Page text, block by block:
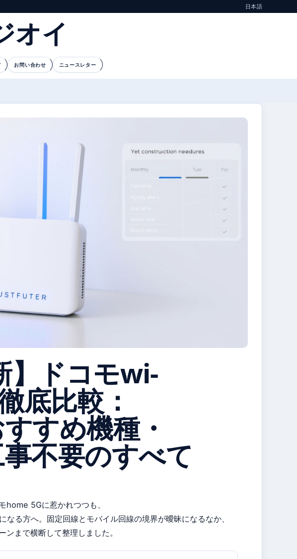
日本語
オイ
お問い合わせ ニュースレター
】ドコモwi-
底比較：
すめ機種・
不要のすべて
home 5Gに惹かれつつも、
なる方へ。固定回線とモバイル回線の境界が曖昧になるなか、
まで横断して整理しました。